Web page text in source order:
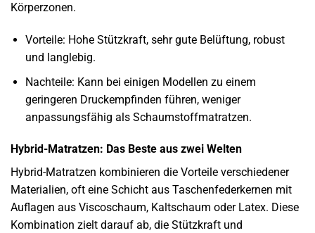
Körperzonen.
Vorteile: Hohe Stützkraft, sehr gute Belüftung, robust
und langlebig.
Nachteile: Kann bei einigen Modellen zu einem
geringeren Druckempfinden führen, weniger
anpassungsfähig als Schaumstoffmatratzen.
Hybrid-Matratzen: Das Beste aus zwei Welten
Hybrid-Matratzen kombinieren die Vorteile verschiedener
Materialien, oft eine Schicht aus Taschenfederkernen mit
Auflagen aus Viscoschaum, Kaltschaum oder Latex. Diese
Kombination zielt darauf ab, die Stützkraft und